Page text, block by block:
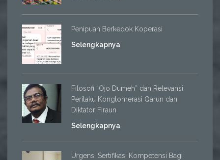
Penipuan Berkedok Koperasi
Selengkapnya
Filosofi “Ojo Dumeh” dan Relevansi
Perilaku Konglomerasi Qarun dan
Diktator Firaun
Selengkapnya
Urgensi Sertifikasi Kompetensi Bagi